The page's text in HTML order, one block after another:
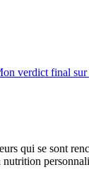
verdict final
qui se sont